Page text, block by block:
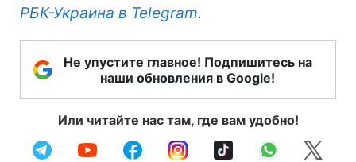
РБК-Украина в Telegram.
Не упустите главное! Подпишитесь на
наши обновления в Google!
Или читайте нас там, где вам удобно!